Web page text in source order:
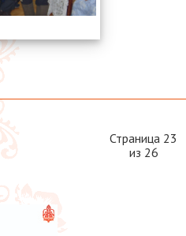
Страница 23
из 26